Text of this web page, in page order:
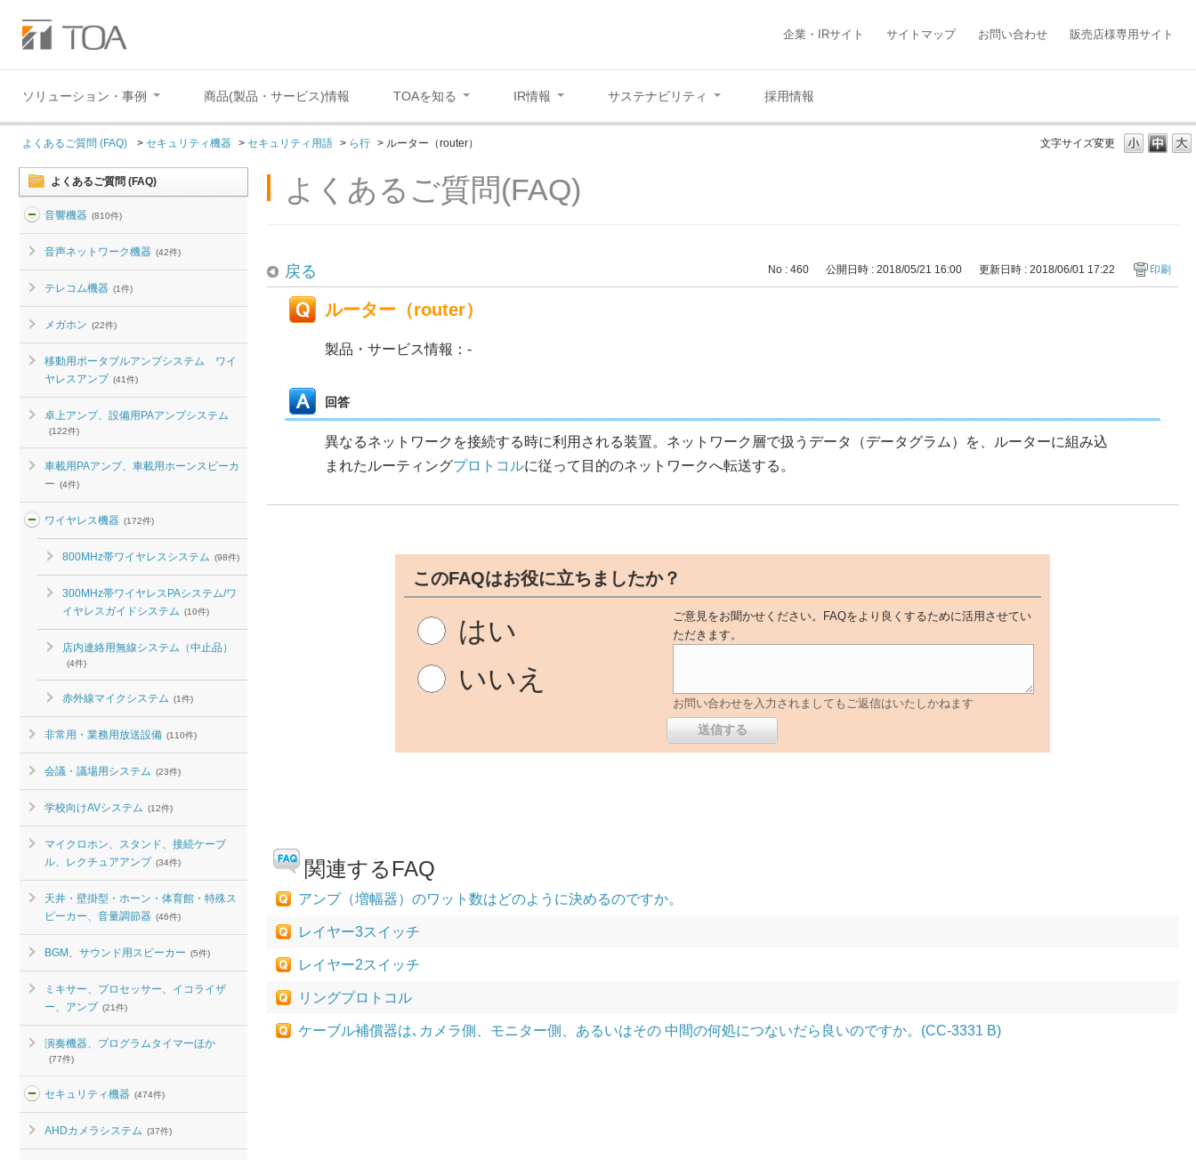
企業・IRサイト サイトマップ お問い合わせ 販売店様専用サイト
ソリューション・事例 商品(製品・サービス)情報 TOAを知る IR情報 サステナビリティ 採用情報
文字サイズ変更
よくあるご質問 (FAQ) > セキュリティ機器 > セキュリティ用語 > ら行 > ルーター（router）
よくあるご質問 (FAQ)
音響機器 (810件)
音声ネットワーク機器 (42件)
テレコム機器 (1件)
メガホン (22件)
移動用ポータブルアンプシステム ワイ
ヤレスアンプ (41件)
卓上アンプ、設備用PAアンプシステム
(122件)
車載用PAアンプ、車載用ホーンスピーカ
ー (4件)
ワイヤレス機器 (172件)
800MHz帯ワイヤレスシステム (98件)
300MHz帯ワイヤレスPAシステム/ワ
イヤレスガイドシステム (10件)
店内連絡用無線システム（中止品）
(4件)
赤外線マイクシステム (1件)
非常用・業務用放送設備 (110件)
会議・議場用システム (23件)
学校向けAVシステム (12件)
マイクロホン、スタンド、接続ケーブ
ル、レクチュアアンプ (34件)
天井・壁掛型・ホーン・体育館・特殊ス
ピーカー、音量調節器 (46件)
BGM、サウンド用スピーカー (5件)
ミキサー、プロセッサー、イコライザ
ー、アンプ (21件)
演奏機器、プログラムタイマーほか
(77件)
セキュリティ機器 (474件)
AHDカメラシステム (37件)
よくあるご質問(FAQ)
戻る No : 460 公開日時 : 2018/05/21 16:00 更新日時 : 2018/06/01 17:22 印刷
ルーター（router）
製品・サービス情報：-
回答
異なるネットワークを接続する時に利用される装置。ネットワーク層で扱うデータ（データグラム）を、ルーターに組み込
まれたルーティングプロトコルに従って目的のネットワークへ転送する。
このFAQはお役に立ちましたか？
はい
いいえ
ご意見をお聞かせください。FAQをより良くするために活用させてい
ただきます。
お問い合わせを入力されましてもご返信はいたしかねます
関連するFAQ
アンプ（増幅器）のワット数はどのように決めるのですか。
レイヤー3スイッチ
レイヤー2スイッチ
リングプロトコル
ケーブル補償器は､カメラ側、モニター側、あるいはその 中間の何処につないだら良いのですか。(CC-3331 B)